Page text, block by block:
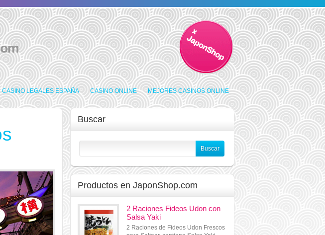
CASINO LEGALES ESPAÑA CASINO ONLINE
MEJORES CASINOS ONLINE
Buscar
Productos en JaponShop.com
2 Raciones Fideos Udon con
Salsa Yaki
2 Raciones de Fideos Udon Frescos